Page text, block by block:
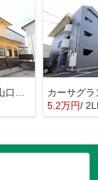
カーサグラ
5.2万円/